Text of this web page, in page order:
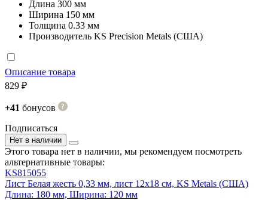
Длина 300 мм
Ширина 150 мм
Толщина 0.33 мм
Производитель KS Precision Metals (США)
Описание товара
829 ₽
+41 бонусов
Подписаться
Нет в наличии
Этого товара нет в наличии, мы рекомендуем посмотреть
альтернативные товары:
KS815055
Лист Белая жесть 0,33 мм, лист 12x18 см, KS Metals (США)
Длина: 180 мм, Ширина: 120 мм